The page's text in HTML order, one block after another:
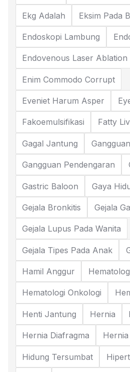
Ekg Adalah Eksim Pada
Endoskopi Lambung
Endovenous Laser Ablation
Enim Commodo Corrupt
Eveniet Harum Asper
Fakoemulsifikasi Fatty
Gagal Jantung
Gangguan Pendengaran
Gastric Baloon Gaya
Gejala Bronkitis Gejala
Gejala Lupus Pada Wanita
Gejala Tipes Pada Anak
Hamil Anggur
Hematologi Onkologi
Henti Jantung Hernia
Hernia Diafragma
Hidung Tersumbat